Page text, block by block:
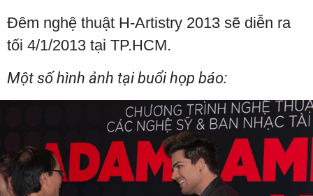
Đêm nghệ thuật H-Artistry 2013 sẽ diễn ra
tối 4/1/2013 tại TP.HCM.
Một số hình ảnh tại buổi họp báo: